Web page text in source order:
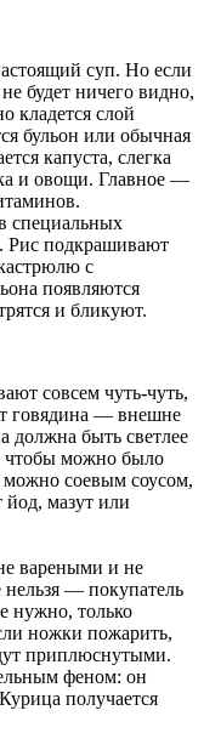
суп. Но если
будет ничего видно,
кладется слой
бульон или обычная
капуста, слегка
и овощи. Главное —
специальных
Рис подкрашивают
с
появляются
и бликуют.
совсем чуть-чуть,
говядина — внешне
должна быть светлее
чтобы можно было
можно соевым соусом,
мазут или
вареными и не
— покупатель
нужно, только
ножки пожарить,
приплюснутыми.
феном: он
получается